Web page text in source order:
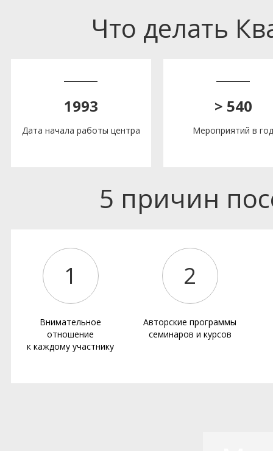
Что делать
1993
Дата начала работы центра
> 540
Мероприятий в год
5 причин
1
Внимательное
отношение
к каждому участнику
2
Авторские программы
семинаров и курсов